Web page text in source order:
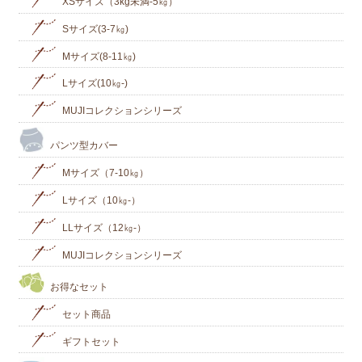
Sサイズ(3-7㎏)
Mサイズ(8-11㎏)
Lサイズ(10㎏‐)
MUJIコレクションシリーズ
パンツ型カバー
Mサイズ（7-10㎏）
Lサイズ（10㎏-）
LLサイズ（12㎏-）
MUJIコレクションシリーズ
お得なセット
セット商品
ギフトセット